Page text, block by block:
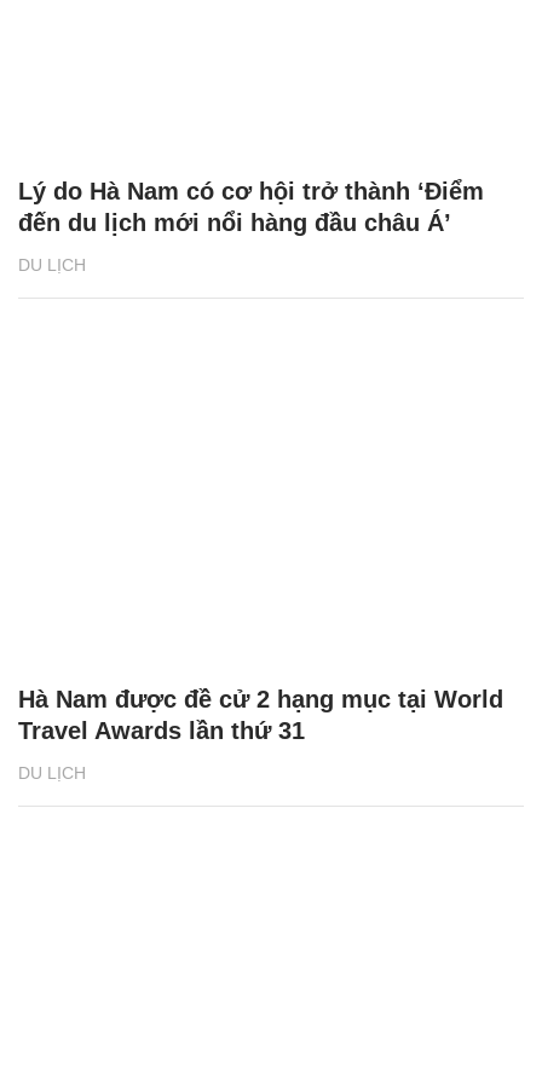
DU LỊCH
Lý do Hà Nam có cơ hội trở thành ‘Điểm
đến du lịch mới nổi hàng đầu châu Á’
DU LỊCH
Hà Nam được đề cử 2 hạng mục tại World
Travel Awards lần thứ 31